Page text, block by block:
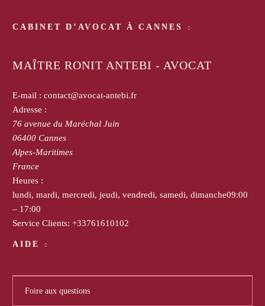
CABINET D’AVOCAT À CANNES
MAÎTRE RONIT ANTEBI - AVOCAT
E-mail : contact@avocat-antebi.fr
Adresse :
76 avenue du Maréchal Juin
06400 Cannes
Alpes-Maritimes
France
Heures :
lundi, mardi, mercredi, jeudi, vendredi, samedi, dimanche09:00
– 17:00
Service Clients: +33761610102
AIDE
Foire aux questions